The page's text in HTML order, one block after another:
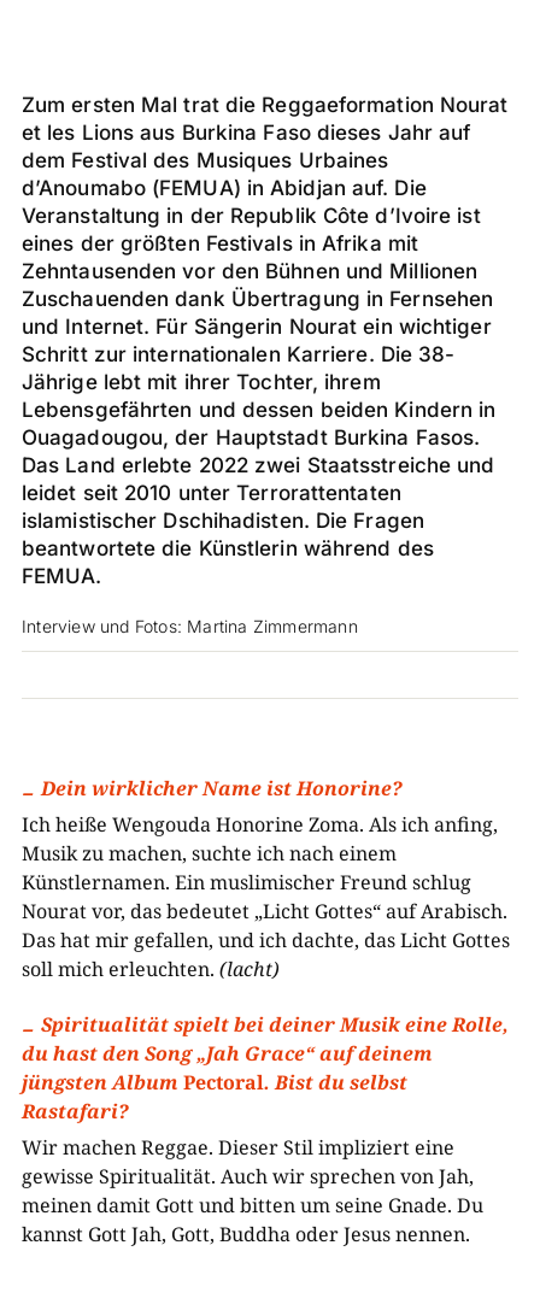
Zum ersten Mal trat die Reggaeformation Nourat
et les Lions aus Burkina Faso dieses Jahr auf
dem Festival des Musiques Urbaines
d’Anoumabo (FEMUA) in Abidjan auf. Die
Veranstaltung in der Republik Côte d’Ivoire ist
eines der größten Festivals in Afrika mit
Zehntausenden vor den Bühnen und Millionen
Zuschauenden dank Übertragung in Fernsehen
und Internet. Für Sängerin Nourat ein wichtiger
Schritt zur internationalen Karriere. Die 38-
Jährige lebt mit ihrer Tochter, ihrem
Lebensgefährten und dessen beiden Kindern in
Ouagadougou, der Hauptstadt Burkina Fasos.
Das Land erlebte 2022 zwei Staatsstreiche und
leidet seit 2010 unter Terrorattentaten
islamistischer Dschihadisten. Die Fragen
beantwortete die Künstlerin während des
FEMUA.
Interview und Fotos: Martina Zimmermann
Dein wirklicher Name ist Honorine?
Ich heiße Wengouda Honorine Zoma. Als ich anfing,
Musik zu machen, suchte ich nach einem
Künstlernamen. Ein muslimischer Freund schlug
Nourat vor, das bedeutet „Licht Gottes“ auf Arabisch.
Das hat mir gefallen, und ich dachte, das Licht Gottes
soll mich erleuchten. (lacht)
Spiritualität spielt bei deiner Musik eine Rolle,
du hast den Song „Jah Grace“ auf deinem
jüngsten Album Pectoral. Bist du selbst
Rastafari?
Wir machen Reggae. Dieser Stil impliziert eine
gewisse Spiritualität. Auch wir sprechen von Jah,
meinen damit Gott und bitten um seine Gnade. Du
kannst Gott Jah, Gott, Buddha oder Jesus nennen.